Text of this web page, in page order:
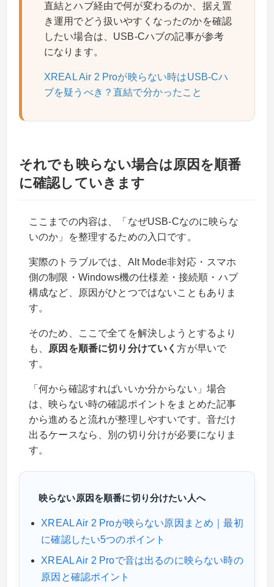
直結とハブ経由で何が変わるのか、据え置
き運用でどう扱いやすくなったのかを確認
したい場合は、USB-Cハブの記事が参考
になります。
XREAL Air 2 Proが映らない時はUSB-Cハ
ブを疑うべき？直結で分かったこと
それでも映らない場合は原因を順番
に確認していきます
ここまでの内容は、「なぜUSB-Cなのに映らな
いのか」を整理するための入口です。
実際のトラブルでは、Alt Mode非対応・スマホ
側の制限・Windows機の仕様差・接続順・ハブ
構成など、原因がひとつではないこともありま
す。
そのため、ここで全てを解決しようとするより
も、 原因を順番に切り分けていく方が早いで
す。
「何から確認すればいいか分からない」場合
は、映らない時の確認ポイントをまとめた記事
から進めると流れが整理しやすいです。音だけ
出るケースなら、別の切り分けが必要になりま
す。
映らない原因を順番に切り分けたい人へ
XREAL Air 2 Proが映らない原因まとめ｜最初
に確認したい5つのポイント
XREAL Air 2 Proで音は出るのに映らない時の
原因と確認ポイント